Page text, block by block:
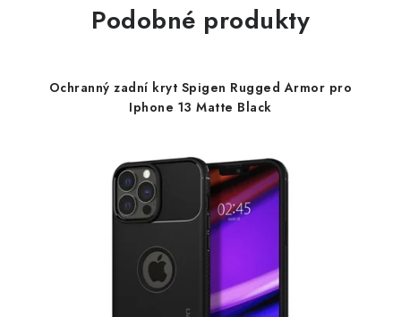
Podobné produkty
Ochranný zadní kryt Spigen Rugged Armor pro
Iphone 13 Matte Black